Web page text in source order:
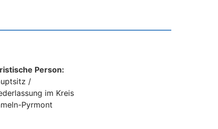
Person:
/
im Kreis
Pyrmont